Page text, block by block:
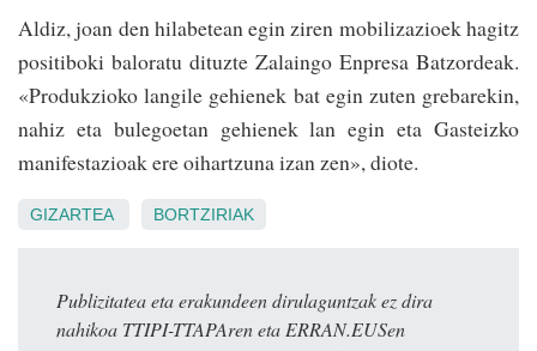
Aldiz, joan den hilabetean egin ziren mobilizazioek hagitz
positiboki baloratu dituzte Zalaingo Enpresa Batzordeak.
«Produkzioko langile gehienek bat egin zuten grebarekin,
nahiz eta bulegoetan gehienek lan egin eta Gasteizko
manifestazioak ere oihartzuna izan zen», diote.
GIZARTEA BORTZIRIAK
Publizitatea eta erakundeen dirulaguntzak ez dira
nahikoa TTIPI-TTAPAren eta ERRAN.EUSen